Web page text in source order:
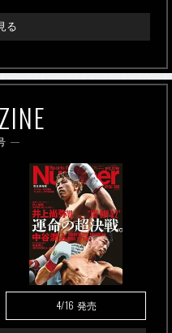
る
4/16 発売